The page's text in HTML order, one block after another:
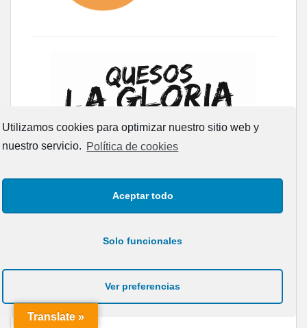
Utilizamos cookies para optimizar nuestro sitio web y
nuestro servicio. Política de cookies
Aceptar todo
Solo funcionales
Ver preferencias
Translate »